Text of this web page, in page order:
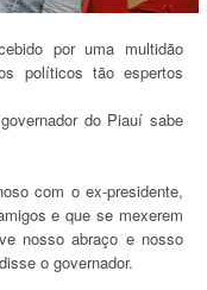
por uma multidão
políticos tão espertos
do Piauí sabe
com o ex-presidente,
e que se mexerem
nosso abraço e nosso
o governador.